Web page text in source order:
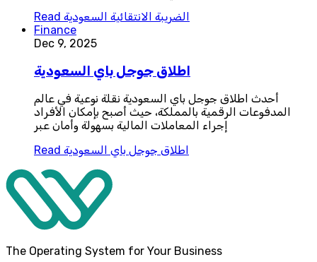
Read الضريبة الانتقائية السعودية
Finance
Dec 9, 2025
اطلاق جوجل باي السعودية
أحدث اطلاق جوجل باي السعودية نقلة نوعية في عالم
المدفوعات الرقمية بالمملكة، حيث أصبح بإمكان الأفراد
إجراء المعاملات المالية بسهولة وأمان عبر
Read اطلاق جوجل باي السعودية
The Operating System for Your Business